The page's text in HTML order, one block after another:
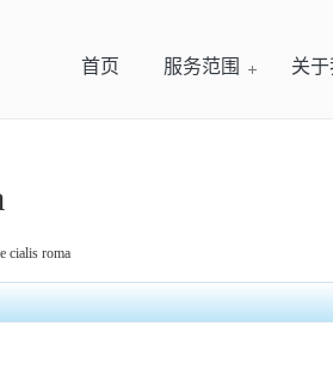
首页 服务范围 关
cialis roma